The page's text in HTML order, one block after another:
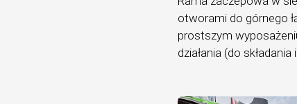
otworami do górnego
prostszym
działania (do